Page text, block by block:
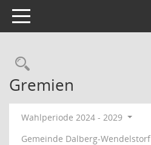
Toggle navigation
Rechercheauswahl
Gremien
Wahlperiode 2024 - 2029
Gemeinde Dalberg-Wendelstorf